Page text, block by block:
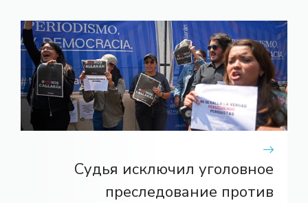
Судья исключил уголовное
преследование против